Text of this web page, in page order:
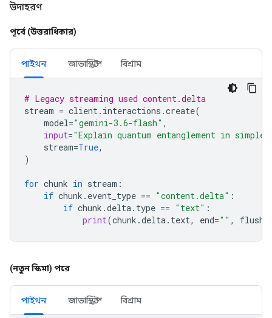
উদাহরণ
পূর্বে (উত্তরাধিকার)
পাইথন জাভাস্ক্রিপ্ট বিশ্রাম
# Legacy streaming used content.delta
stream = client. interactions .create(
model="gemini-3.6-flash" ,
input="Explain quantum entanglement in simple
stream=True,
)
for chunk in stream :
if chunk . event_type == "content.delta" :
if chunk .delta. type == "text" :
print(chunk .delta. text, end="" , flush
(নতুন স্কিমা) পরে
পাইথন জাভাস্ক্রিপ্ট বিশ্রাম